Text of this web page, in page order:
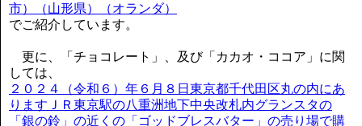
市）（山形県）（オランダ）
でご紹介しています。
更に、「チョコレート」、及び「カカオ・ココア」に関
しては、
２０２４（令和６）年６月８日東京都千代田区丸の内にあ
りますＪＲ東京駅の八重洲地下中央改札内グランスタの
「銀の鈴」の近くの「ゴッドブレスバター」の売り場で購